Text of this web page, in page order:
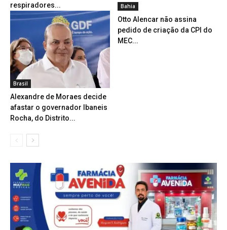
respiradores...
Brasil
Alexandre de Moraes decide
afastar o governador Ibaneis
Rocha, do Distrito...
Bahia
Otto Alencar não assina
pedido de criação da CPI do
MEC...